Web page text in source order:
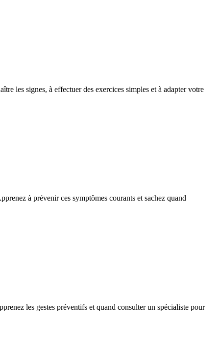
les signes, à effectuer des exercices simples et à adapter votre
à prévenir ces symptômes courants et sachez quand
les gestes préventifs et quand consulter un spécialiste pour